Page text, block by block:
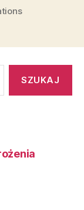
danych”